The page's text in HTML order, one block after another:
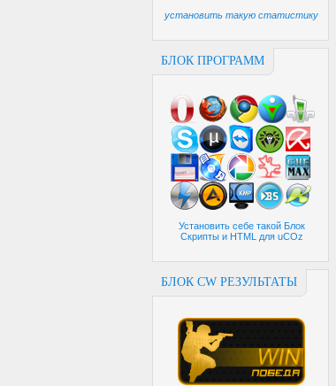
установить такую статистику
БЛОК ПРОГРАММ
Установить себе такой Блок
Скрипты и HTML для uCOz
БЛОК CW РЕЗУЛЬТАТЫ